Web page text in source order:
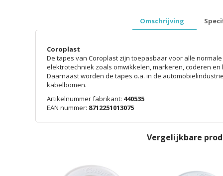
Omschrijving
Coroplast
De tapes van Coroplast zijn toepasbaar voor alle
elektrotechniek zoals omwikkelen, markeren, coderen
Daarnaast worden de tapes o.a. in de
kabelbomen.
Artikelnummer fabrikant: 440535
EAN nummer: 8712251013075
Vergelijkbare